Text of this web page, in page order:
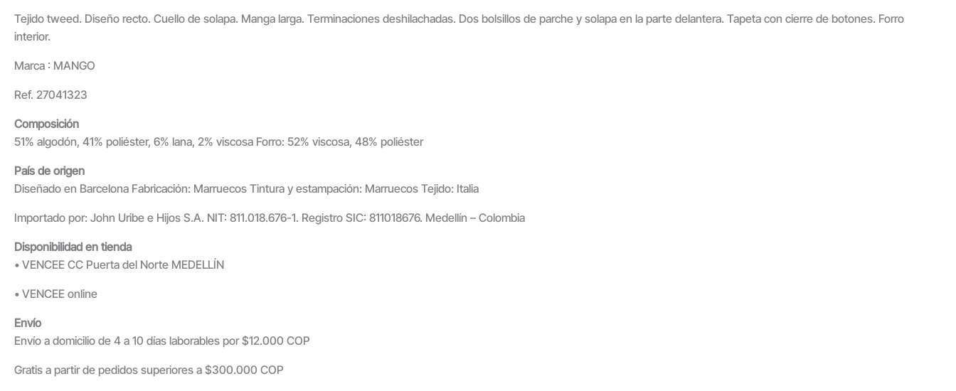
Tejido tweed. Diseño recto. Cuello de solapa. Manga larga. Terminaciones deshilachadas. Dos bolsillos de parche y solapa en la parte delantera. Tapeta con cierre de botones. Forro
interior.
Marca : MANGO
Ref. 27041323
Composición
51% algodón, 41% poliéster, 6% lana, 2% viscosa Forro: 52% viscosa, 48% poliéster
País de origen
Diseñado en Barcelona Fabricación: Marruecos Tintura y estampación: Marruecos Tejido: Italia
Importado por: John Uribe e Hijos S.A. NIT: 811.018.676-1. Registro SIC: 811018676. Medellín – Colombia
Disponibilidad en tienda
• VENCEE CC Puerta del Norte MEDELLÍN
• VENCEE online
Envío
Envío a domicilio de 4 a 10 días laborables por $12.000 COP
Gratis a partir de pedidos superiores a $300.000 COP